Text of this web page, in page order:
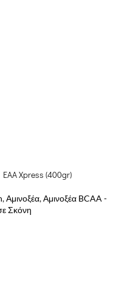
Xpress (400gr)
, Αμινοξέα, Αμινοξέα BCAA -
Σκόνη